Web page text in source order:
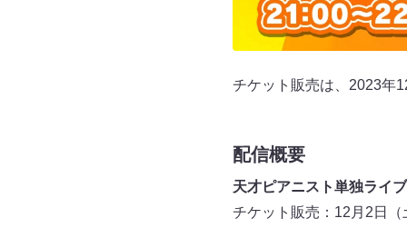
チケット販売は、2023年
配信概要
天才ピアニスト単独ライ
チケット販売：12月2日（